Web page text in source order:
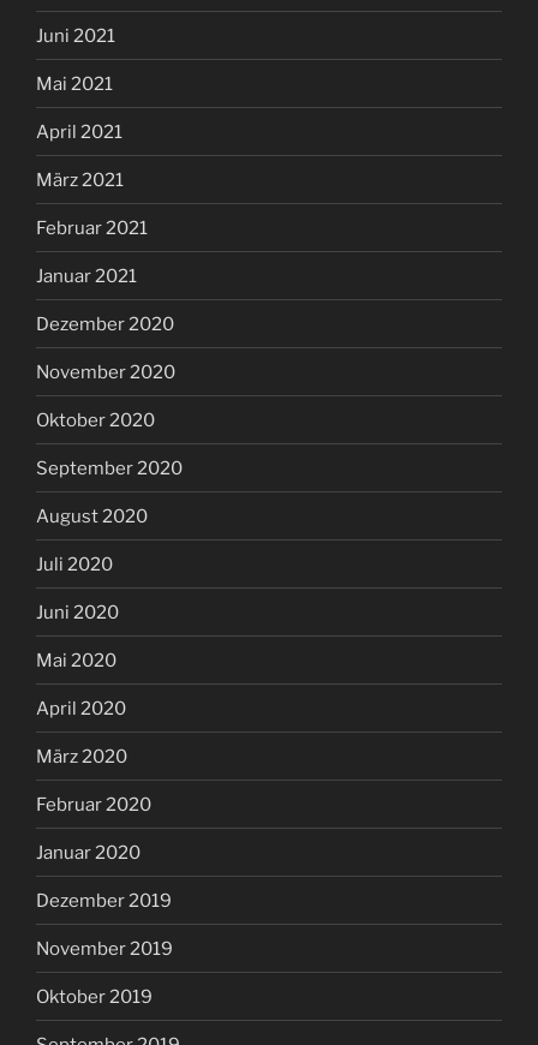
Juni 2021
Mai 2021
April 2021
März 2021
Februar 2021
Januar 2021
Dezember 2020
November 2020
Oktober 2020
September 2020
August 2020
Juli 2020
Juni 2020
Mai 2020
April 2020
März 2020
Februar 2020
Januar 2020
Dezember 2019
November 2019
Oktober 2019